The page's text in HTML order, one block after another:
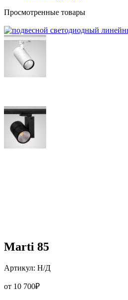
Просмотренные товары
Marti 85
Артикул: Н/Д
от 10 700₽